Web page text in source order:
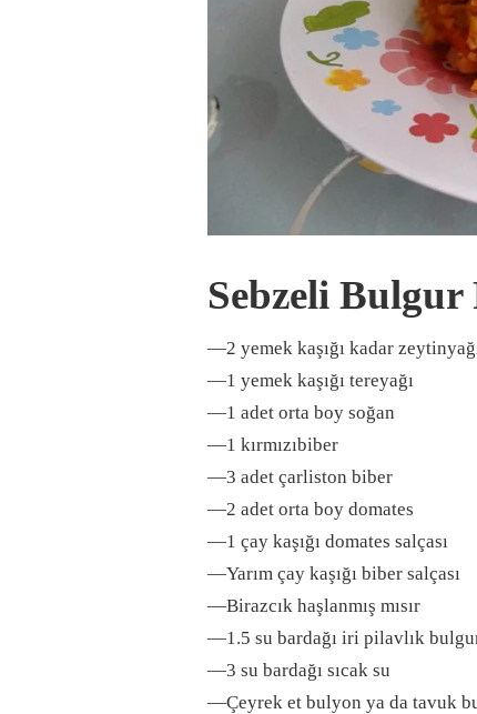
Sebzeli Bulgur
—2 yemek kaşığı kadar
—1 yemek kaşığı tereyağı
—1 adet orta boy soğan
—1 kırmızıbiber
—3 adet çarliston biber
—2 adet orta boy domates
—1 çay kaşığı domates salçası
—Yarım çay kaşığı biber salçası
—Birazcık haşlanmış mısır
—1.5 su bardağı iri pilavlık
—3 su bardağı sıcak su
—Çeyrek et bulyon ya da tavuk